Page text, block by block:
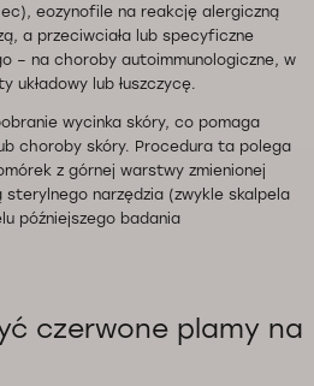
eozynofile na reakcję alergiczną
a przeciwciała lub specyficzne
– na choroby autoimmunologiczne, w
układowy lub łuszczycę.
wycinka skóry, co pomaga
choroby skóry. Procedura ta polega
z górnej warstwy zmienionej
narzędzia (zwykle skalpela
późniejszego badania
czerwone plamy na